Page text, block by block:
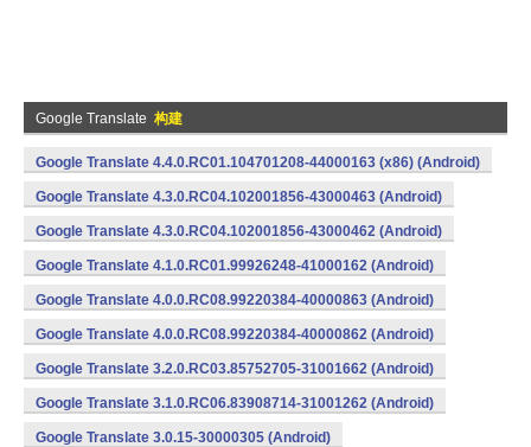
Google Translate 构建
Google Translate 4.4.0.RC01.104701208-44000163 (x86) (Android)
Google Translate 4.3.0.RC04.102001856-43000463 (Android)
Google Translate 4.3.0.RC04.102001856-43000462 (Android)
Google Translate 4.1.0.RC01.99926248-41000162 (Android)
Google Translate 4.0.0.RC08.99220384-40000863 (Android)
Google Translate 4.0.0.RC08.99220384-40000862 (Android)
Google Translate 3.2.0.RC03.85752705-31001662 (Android)
Google Translate 3.1.0.RC06.83908714-31001262 (Android)
Google Translate 3.0.15-30000305 (Android)